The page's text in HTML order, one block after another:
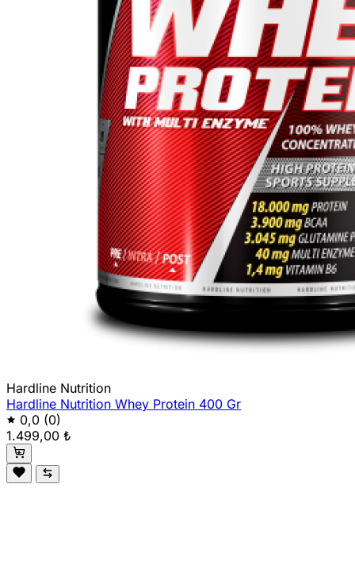
Hardline Nutrition
Hardline Nutrition Whey Protein 400 Gr
0,0 (0)
1.499,00 ₺